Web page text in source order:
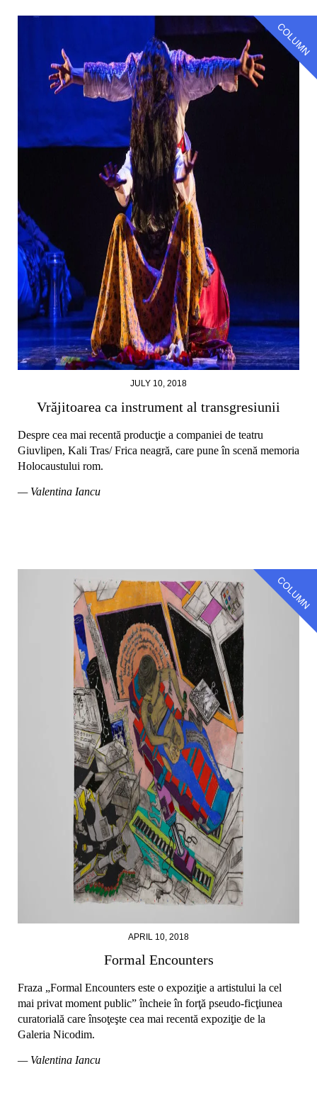
JULY 10, 2018
Vrăjitoarea ca instrument al transgresiunii
Despre cea mai recentă producţie a companiei de teatru
Giuvlipen, Kali Tras/ Frica neagră, care pune în scenă memoria
Holocaustului rom.
— Valentina Iancu
APRIL 10, 2018
Formal Encounters
Fraza „Formal Encounters este o expoziţie a artistului la cel
mai privat moment public” încheie în forţă pseudo-ficţiunea
curatorială care însoţeşte cea mai recentă expoziţie de la
Galeria Nicodim.
— Valentina Iancu